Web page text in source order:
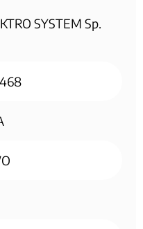
SYSTEM Sp.